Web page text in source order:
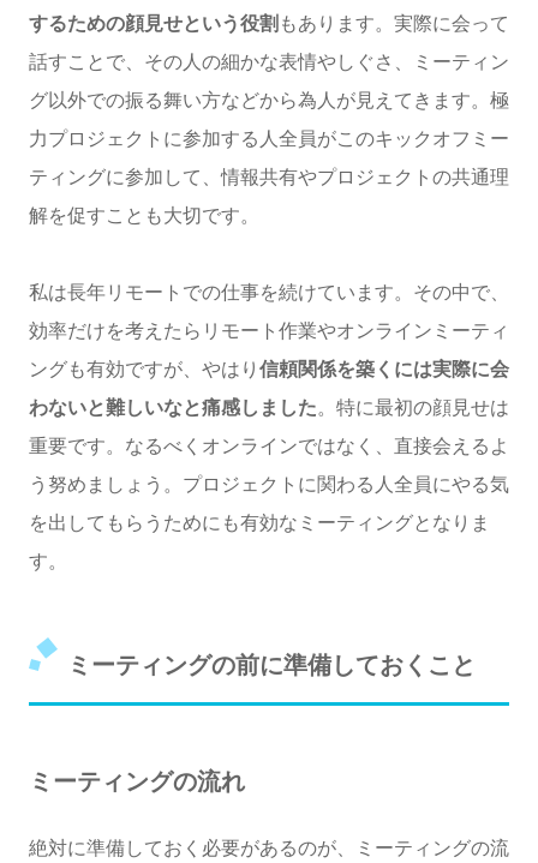
するための顔見せという役割もあります。実際に会って
話すことで、その人の細かな表情やしぐさ、ミーティン
グ以外での振る舞い方などから為人が見えてきます。極
力プロジェクトに参加する人全員がこのキックオフミー
ティングに参加して、情報共有やプロジェクトの共通理
解を促すことも大切です。
私は長年リモートでの仕事を続けています。その中で、
効率だけを考えたらリモート作業やオンラインミーティ
ングも有効ですが、やはり信頼関係を築くには実際に会
わないと難しいなと痛感しました。特に最初の顔見せは
重要です。なるべくオンラインではなく、直接会えるよ
う努めましょう。プロジェクトに関わる人全員にやる気
を出してもらうためにも有効なミーティングとなりま
す。
ミーティングの前に準備しておくこと
ミーティングの流れ
絶対に準備しておく必要があるのが、ミーティングの流